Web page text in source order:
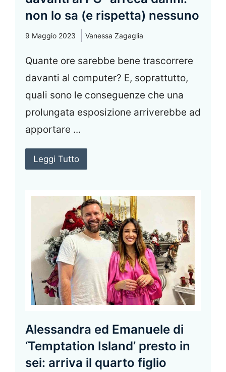
non lo sa (e rispetta) nessuno
9 Maggio 2023 Vanessa Zagaglia
Quante ore sarebbe bene trascorrere
davanti al computer? E, soprattutto,
quali sono le conseguenze che una
prolungata esposizione arriverebbe ad
apportare ...
Leggi Tutto
Alessandra ed Emanuele di
‘Temptation Island’ presto in
sei: arriva il quarto figlio